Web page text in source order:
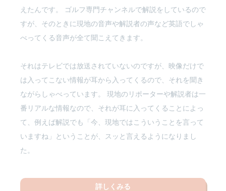
えたんです。 ゴルフ専門チャンネルで解説をしているので
すが、そのときに現地の音声や解説者の声など英語でしゃ
べってくる音声が全て聞こえてきます。
それはテレビでは放送されていないのですが、映像だけで
は入ってこない情報が耳から入ってくるので、それを聞き
ながらしゃべっています。 現地のリポーターや解説者は一
番リアルな情報なので、それが耳に入ってくることによっ
て、例えば解説でも「今、現地ではこういうことを言って
いますね」ということが、スッと言えるようになりまし
た。
詳しくみる